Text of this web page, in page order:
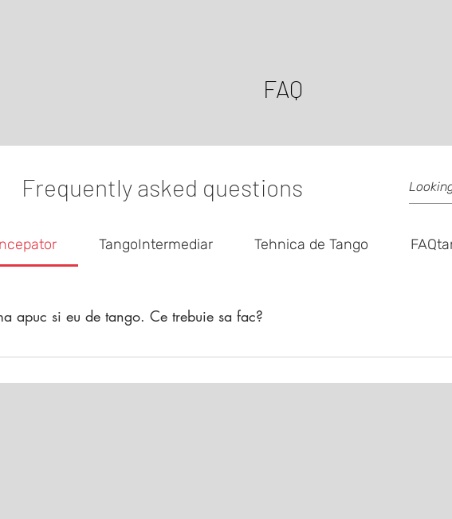
FAQ
Frequently asked questions
TangoIntermediar Tehnica de Tango
apuc si eu de tango. Ce trebuie sa fac?
CEVA fii atent/a la urmatoarele trei lucruri obiective (facts): #1 In primul